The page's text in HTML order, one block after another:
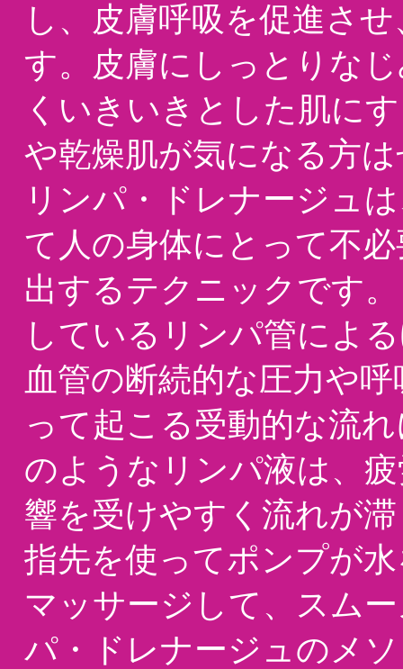
し、皮膚呼吸を促進さ
す。皮膚にしっとりな
くいきいきとした肌に
や乾燥肌が気になる方
リンパ・ドレナージュ
て人の身体にとって不
出するテクニックです
しているリンパ管によ
血管の断続的な圧力や
って起こる受動的な流
のようなリンパ液は、
響を受けやすく流れが
指先を使ってポンプが
マッサージして、スム
パ・ドレナージュのメ